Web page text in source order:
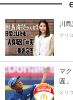
川
オリ
マ
園」
オリ